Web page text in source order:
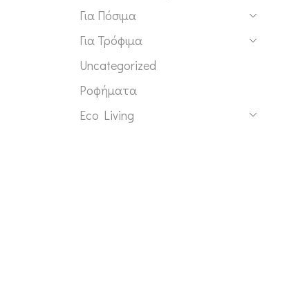
Για Πόσιμα
Για Τρόφιμα
Uncategorized
Ροφήματα
Eco Living